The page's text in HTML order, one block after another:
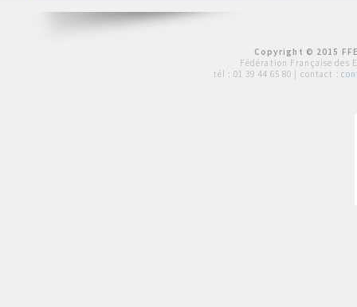
Copyright © 2015
Fédération Française des
tél : 01 39 44 65 80 | contact :